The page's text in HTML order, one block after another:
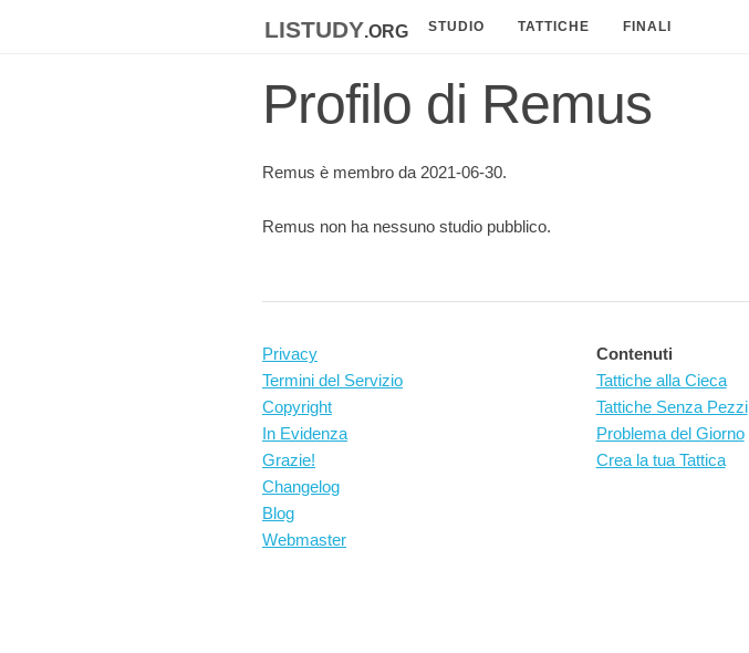
listudy.org STUDIO TATTICHE FINALI
Profilo di Remus
Remus è membro da 2021-06-30.
Remus non ha nessuno studio pubblico.
Privacy
Termini del Servizio
Copyright
In Evidenza
Grazie!
Changelog
Blog
Webmaster
Contenuti
Tattiche alla Cieca
Tattiche Senza Pezzi
Problema del Giorno
Crea la tua Tattica